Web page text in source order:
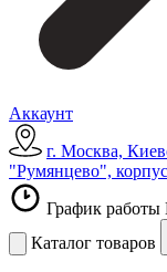
Аккаунт
г. Москва,
"Румянцево",
График
Каталог товаров